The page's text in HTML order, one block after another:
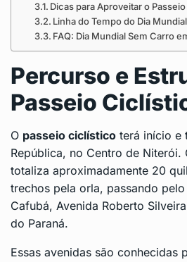
Dicas para Aproveitar o
Linha do Tempo do Dia
FAQ: Dia Mundial Sem Carro
Percurso e
Passeio
O passeio ciclístico terá início e
República, no Centro de Niterói.
totaliza aproximadamente 20
trechos pela orla, passando
Cafubá, Avenida Roberto
do Paraná.
Essas avenidas são conhecidas